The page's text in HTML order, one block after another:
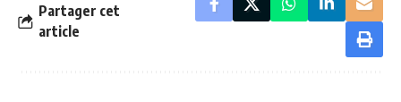
Partager cet
article